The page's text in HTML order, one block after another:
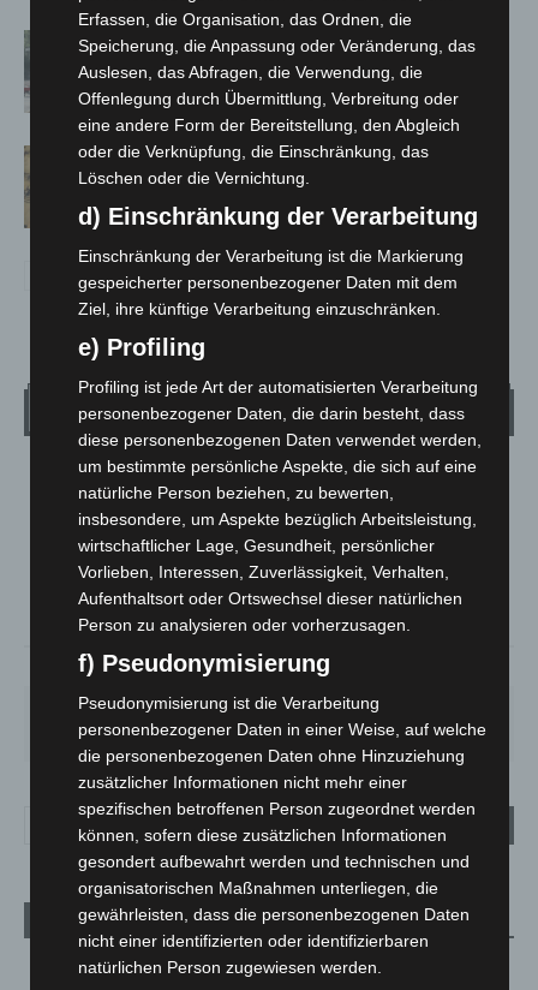
Gasleitung bei McDonald’s-Umbau in
Langenhagen beschädigt
Hannover Klassik Open Air 2026:
Französische Oper im Maschpark
Wetter
LANGENHAGEN
Klarer Himmel
20.3°C 21.1°
20.1°
59% 1.8m/s
SO.
33°
MO.
27°
DI.
24°
MI.
27° 31°
Aktuelle Beiträge
Kunst trifft Weingenuss: Barbara-Susann Mehring zeigt ihre
Erfassen, die Organisation, das Ordnen, die
Speicherung, die Anpassung oder Veränderung, das
Auslesen, das Abfragen, die Verwendung, die
Offenlegung durch Übermittlung, Verbreitung oder
eine andere Form der Bereitstellung, den Abgleich
oder die Verknüpfung, die Einschränkung, das
Löschen oder die Vernichtung.
d) Einschränkung der Verarbeitung
Einschränkung der Verarbeitung ist die Markierung
gespeicherter personenbezogener Daten mit dem
Ziel, ihre künftige Verarbeitung einzuschränken.
e) Profiling
Profiling ist jede Art der automatisierten Verarbeitung
personenbezogener Daten, die darin besteht, dass
diese personenbezogenen Daten verwendet werden,
um bestimmte persönliche Aspekte, die sich auf eine
natürliche Person beziehen, zu bewerten,
insbesondere, um Aspekte bezüglich Arbeitsleistung,
wirtschaftlicher Lage, Gesundheit, persönlicher
Vorlieben, Interessen, Zuverlässigkeit, Verhalten,
Aufenthaltsort oder Ortswechsel dieser natürlichen
Person zu analysieren oder vorherzusagen.
f) Pseudonymisierung
Pseudonymisierung ist die Verarbeitung
personenbezogener Daten in einer Weise, auf welche
die personenbezogenen Daten ohne Hinzuziehung
zusätzlicher Informationen nicht mehr einer
spezifischen betroffenen Person zugeordnet werden
können, sofern diese zusätzlichen Informationen
gesondert aufbewahrt werden und technischen und
organisatorischen Maßnahmen unterliegen, die
gewährleisten, dass die personenbezogenen Daten
nicht einer identifizierten oder identifizierbaren
natürlichen Person zugewiesen werden.